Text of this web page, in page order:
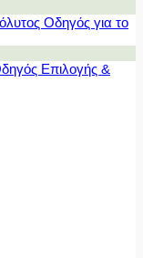
Οδηγός για το
Επιλογής &